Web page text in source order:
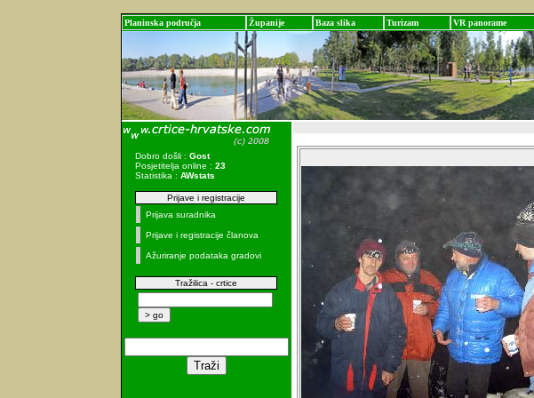
Planinska područja Županije Baza slika Turizam VR panorame
Dobro došli : Gost
Posjetitelja online : 23
Statistika : AWstats
Prijave i registracije
Prijava suradnika
Prijave i registracije članova
Ažuriranje podataka gradovi
Tražilica - crtice